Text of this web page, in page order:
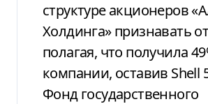
структуре акционеров
Холдинга» признавать
полагая, что получила
компании, оставив Shell
Фонд государственного